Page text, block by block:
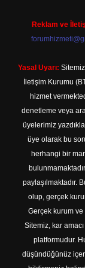
Reklam ve
Yasal Uyarı:
İletişim Kurumu
hizmet
denetleme veya
üyelerimiz
üye olarak bu
herhangi bir
paylaşılmaktadır.
olup, gerçek
Gerçek kurum
Sitemiz, kar
platformudur.
düşündüğünüz